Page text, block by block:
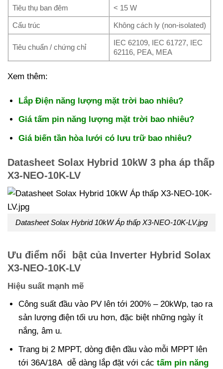
Tiêu thụ ban đêm < 15 W
Cấu trúc Không cách ly (non-isolated)
Tiêu chuẩn / chứng chỉ
IEC 62109, IEC 61727, IEC
62116, PEA, MEA
Xem thêm:
Lắp Điện năng lượng mặt trời bao nhiêu?
Giá tấm pin năng lượng mặt trời bao nhiêu?
Giá biến tần hòa lưới có lưu trữ bao nhiêu?
Datasheet Solax Hybrid 10kW 3 pha áp thấp
X3-NEO-10K-LV
Datasheet Solax Hybrid 10kW Áp thấp X3-NEO-10K-LV.jpg
Ưu điểm nổi bật của Inverter Hybrid Solax
X3-NEO-10K-LV
Hiệu suất mạnh mẽ
Công suất đầu vào PV lên tới 200% – 20kWp, tạo ra
sản lượng điện tối ưu hơn, đặc biệt những ngày ít
nắng, âm u.
Trang bị 2 MPPT, dòng điện đầu vào mỗi MPPT lên
tới 36A/18A dễ dàng lắp đặt với các tấm pin năng